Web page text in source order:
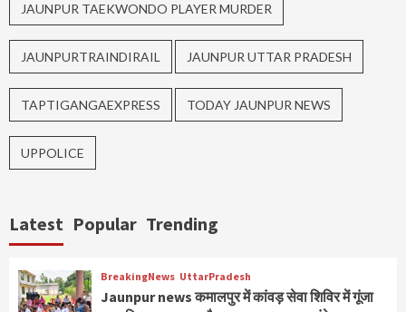
JAUNPUR TAEKWONDO PLAYER MURDER
JAUNPURTRAINDIRAIL JAUNPUR UTTAR PRADESH
TAPTIGANGAEXPRESS TODAY JAUNPUR NEWS
UPPOLICE
Latest Popular Trending
BreakingNews UttarPradesh
Jaunpur news कमालपुर में कांवड़ सेवा शिविर में गूंजा